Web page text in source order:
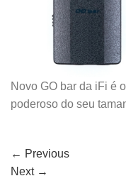
Novo GO bar da iFi é
poderoso do seu
← Previous
Next →